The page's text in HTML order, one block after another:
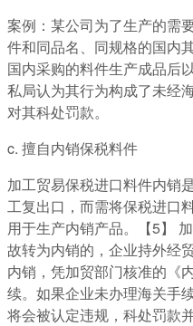
案例：某公司为了生产的需
件和同品名、同规格的国内
国内采购的料件生产成品后
私局认为其行为构成了未经
对其科处罚款。
c. 擅自内销保税料件
加工贸易保税进口料件内销
工复出口，而需将保税进口
用于生产内销产品。【5】
故转为内销的，企业持外经
内销，凭加贸部门核准的《
续。如果企业未办理海关手
将会被认定违规，科处罚款